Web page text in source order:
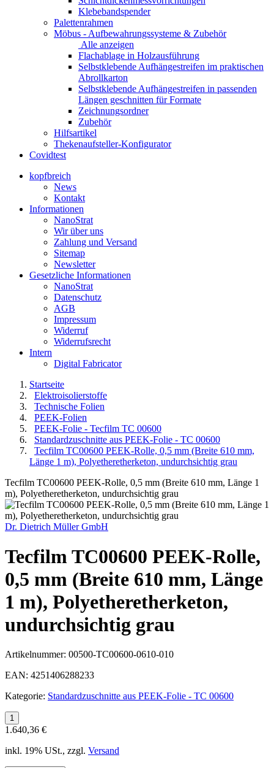
Klebebandspender
Palettenrahmen
Möbus - Aufbewahrungssysteme & Zubehör
Alle anzeigen
Flachablage in Holzausführung
Selbstklebende Aufhängestreifen im praktischen
Abrollkarton
Selbstklebende Aufhängestreifen in passenden
Längen geschnitten für Formate
Zeichnungsordner
Zubehör
Hilfsartikel
Thekenaufsteller-Konfigurator
Covidtest
kopfbreich
News
Kontakt
Informationen
NanoStrat
Wir über uns
Zahlung und Versand
Sitemap
Newsletter
Gesetzliche Informationen
NanoStrat
Datenschutz
AGB
Impressum
Widerruf
Widerrufsrecht
Intern
Digital Fabricator
Startseite
Elektroisolierstoffe
Technische Folien
PEEK-Folien
PEEK-Folie - Tecfilm TC 00600
Standardzuschnitte aus PEEK-Folie - TC 00600
Tecfilm TC00600 PEEK-Rolle, 0,5 mm (Breite 610 mm,
Länge 1 m), Polyetheretherketon, undurchsichtig grau
Tecfilm TC00600 PEEK-Rolle, 0,5 mm (Breite 610 mm, Länge 1
m), Polyetheretherketon, undurchsichtig grau
Dr. Dietrich Müller GmbH
Tecfilm TC00600 PEEK-Rolle,
0,5 mm (Breite 610 mm, Länge
1 m), Polyetheretherketon,
undurchsichtig grau
Artikelnummer: 00500-TC00600-0610-010
EAN: 4251406288233
Kategorie: Standardzuschnitte aus PEEK-Folie - TC 00600
1.640,36 €
inkl. 19% USt., zzgl. Versand